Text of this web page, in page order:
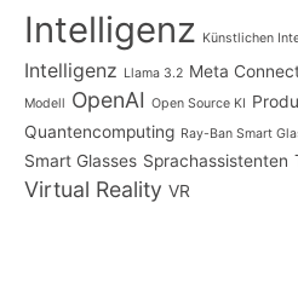
Intelligenz Künstlichen
Intelligenz Llama 3.2 Meta
Modell OpenAI Open Source KI
Quantencomputing Ray-Ban Smart
Smart Glasses Sprachassistenten
Virtual Reality VR